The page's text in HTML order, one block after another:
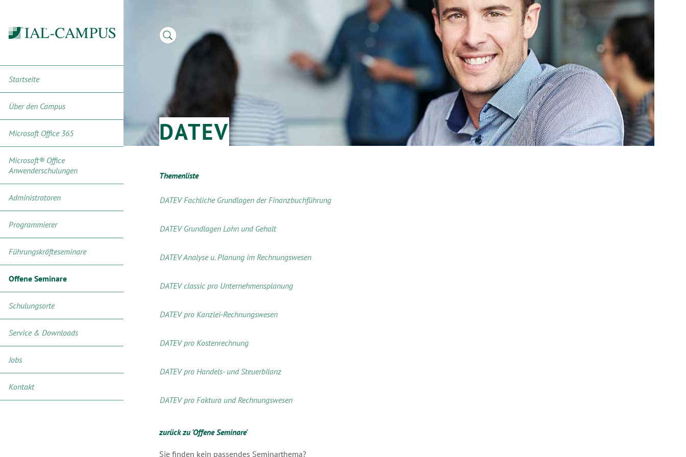
Startseite
Über den Campus
Microsoft Office 365
Microsoft® Office
Anwenderschulungen
Administratoren
Programmierer
Führungskräfteseminare
Offene Seminare
Schulungsorte
Service & Downloads
Jobs
Kontakt
DATEV
Themenliste
DATEV Fachliche Grundlagen der Finanzbuchführung
DATEV Grundlagen Lohn und Gehalt
DATEV Analyse u. Planung im Rechnungswesen
DATEV classic pro Unternehmensplanung
DATEV pro Kanzlei-Rechnungswesen
DATEV pro Kostenrechnung
DATEV pro Handels- und Steuerbilanz
DATEV pro Faktura und Rechnungswesen
zurück zu 'Offene Seminare'
Sie finden kein passendes Seminarthema?